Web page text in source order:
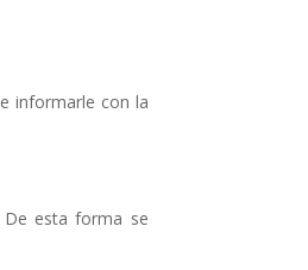
informarle con la
De esta forma se